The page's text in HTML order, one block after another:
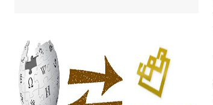
أربعة مؤلفات هي: الحكم، الأدلة، تنظيم
التغذية، ورسالته في جروح الرأس.
ويعود له الفضل بأنه حرر الطب من
الدين والفلسفة.